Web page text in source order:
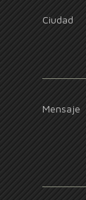
Ciudad
Mensaje